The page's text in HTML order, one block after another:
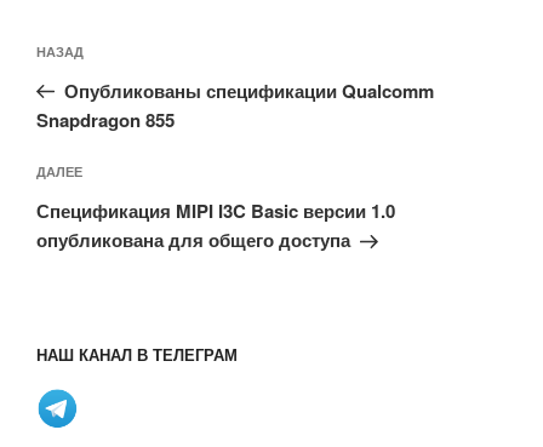
по
записям
Предыдущая
запись:
НАЗАД
Опубликованы спецификации Qualcomm
Snapdragon 855
Следующая
запись
ДАЛЕЕ
Спецификация MIPI I3C Basic версии 1.0
опубликована для общего доступа
НАШ КАНАЛ В ТЕЛЕГРАМ